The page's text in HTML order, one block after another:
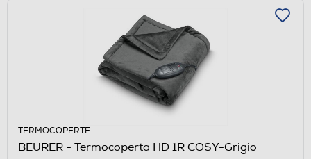
TERMOCOPERTE
BEURER - Termocoperta HD 1R COSY-Grigio